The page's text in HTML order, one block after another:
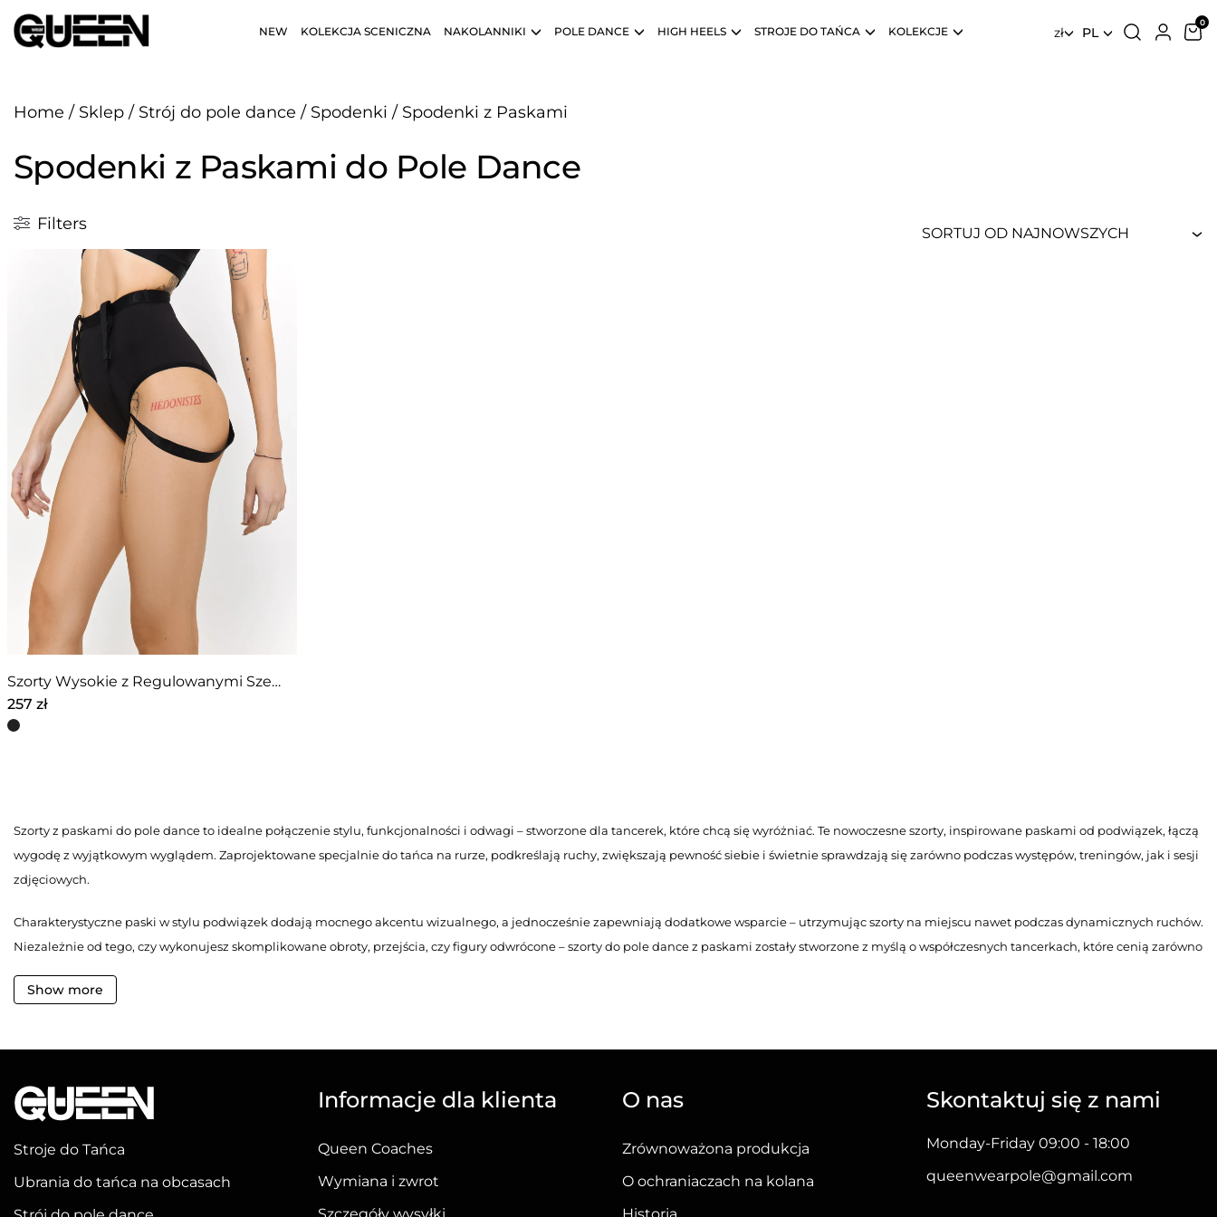
NEW KOLEKCJA SCENICZNA NAKOLANNIKI POLE DANCE HIGH HEELS STROJE DO TAŃCA KOLEKCJE zł PL
Home / Sklep / Strój do pole dance / Spodenki / Spodenki z Paskami
Spodenki z Paskami do Pole Dance
Filters
Szorty Wysokie z Regulowanymi Szelkami – Czarne
257 zł
Ten
na
stronie
Szorty z paskami do pole dance to idealne połączenie stylu, funkcjonalności i odwagi – stworzone dla tancerek, które chcą się wyróżniać. Te nowoczesne szorty, inspirowane paskami od podwiązek, łączą
wygodę z wyjątkowym wyglądem. Zaprojektowane specjalnie do tańca na rurze, podkreślają ruchy, zwiększają pewność siebie i świetnie sprawdzają się zarówno podczas występów, treningów, jak i sesji
zdjęciowych.
Charakterystyczne paski w stylu podwiązek dodają mocnego akcentu wizualnego, a jednocześnie zapewniają dodatkowe wsparcie – utrzymując szorty na miejscu nawet podczas dynamicznych ruchów.
Niezależnie od tego, czy wykonujesz skomplikowane obroty, przejścia, czy figury odwrócone – szorty do pole dance z paskami zostały stworzone z myślą o współczesnych tancerkach, które cenią zarówno
zapobiegając przesuwaniu się odzieży podczas ruchu. Taki krój nie tylko zwiększa pewność siebie, ale również pięknie podkreśla sylwetkę, dodając charakteru i zmysłowości każdemu występowi.
Szorty pole dance z paskami wykonane są z oddychających i elastycznych materiałów, co pozwala na pełen zakres ruchu i komfort nawet podczas intensywnych treningów. Ich unikalna estetyka
sprawia, że są idealne także na sesje zdjęciowe, pokazy czy zawody – odważne, stylowe i wyjątkowe w każdym detalu.
Stylowe spodenki z paskami od Queen Wear
Show more
Stroje do Tańca
Ubrania do tańca na obcasach
Informacje dla klienta
Queen Coaches
Wymiana i zwrot
O nas
Zrównoważona produkcja
O ochraniaczach na kolana
Skontaktuj się z nami
Monday-Friday 09:00 - 18:00
queenwearpole@gmail.com